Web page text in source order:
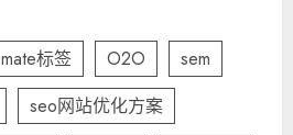
mate标签 O2O
sem
seo网站优化方案